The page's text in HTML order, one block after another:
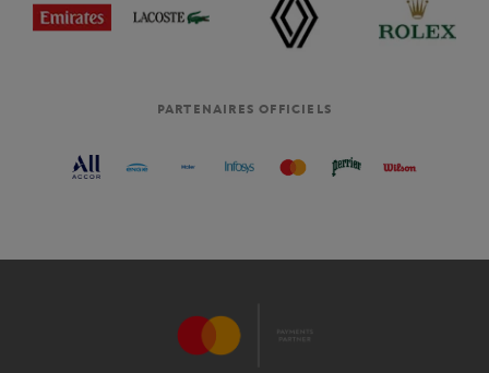
PARTENAIRES OFFICIELS